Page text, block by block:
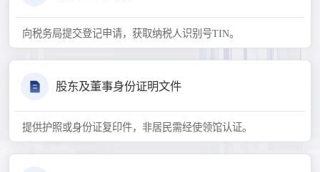
向税务局提交登记申请，获取纳税人识别号TIN。
股东及董事身份证明文件
提供护照或身份证复印件，非居民需经使领馆认证。